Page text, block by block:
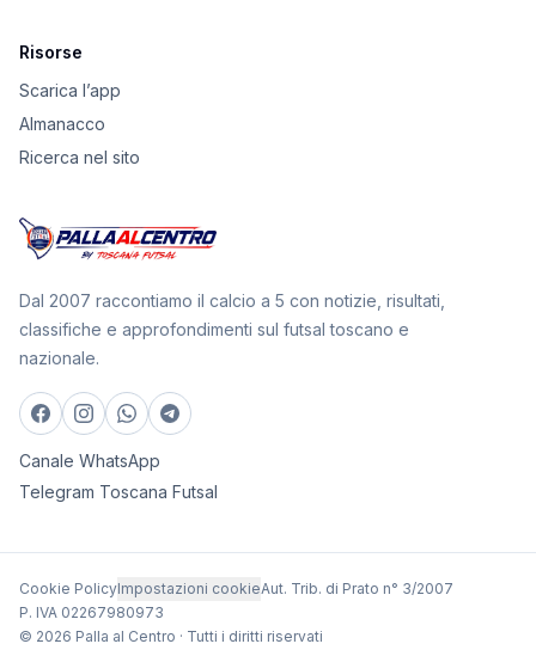
Risorse
Scarica l’app
Almanacco
Ricerca nel sito
Dal 2007 raccontiamo il calcio a 5 con notizie, risultati,
classifiche e approfondimenti sul futsal toscano e
nazionale.
Canale WhatsApp
Telegram Toscana Futsal
Cookie PolicyImpostazioni cookieAut. Trib. di Prato n° 3/2007
P. IVA 02267980973
© 2026 Palla al Centro · Tutti i diritti riservati